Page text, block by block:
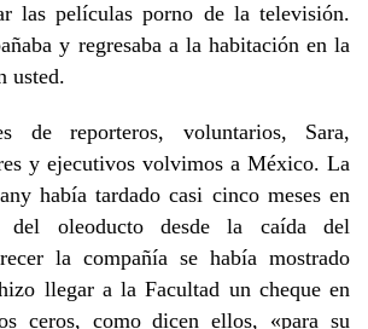
las películas porno de la televisión.
y regresaba a la habitación en la
usted.
de reporteros, voluntarios, Sara,
y ejecutivos volvimos a México. La
había tardado casi cinco meses en
del oleoducto desde la caída del
la compañía se había mostrado
llegar a la Facultad un cheque en
ceros, como dicen ellos, «para su